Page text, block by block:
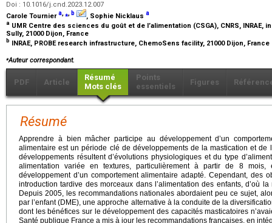
Doi : 10.1016/j.cnd.2023.12.007
Carole Tourniera,⁎, b , Sophie Nicklaus a
a UMR Centre des sciences du goût et de l’alimentation (CSGA), CNRS,
Sully, 21000 Dijon, France
b INRAE, PROBE research infrastructure, ChemoSens facility, 21000 Dijon, France
⁎Auteur correspondant.
PDF Article
Résumé
Mots clés
Points
essentiels
Figures
Résumé
Apprendre à bien mâcher participe au développement d’un
alimentaire est un période clé de développements de la mastication et de
développements résultent d’évolutions physiologiques et du type
alimentation variée en textures, particulièrement à partir de 8
développement d’un comportement alimentaire adapté. Cependant, des
introduction tardive des morceaux dans l’alimentation des enfants, d’où
Depuis 2005, les recommandations nationales abordaient peu ce sujet,
par l’enfant (DME), une approche alternative à la conduite de la
dont les bénéfices sur le développement des capacités masticatoires
Santé publique France a mis à jour les recommandations françaises, en